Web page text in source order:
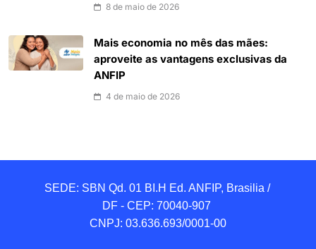
8 de maio de 2026
Mais economia no mês das mães:
aproveite as vantagens exclusivas da
ANFIP
4 de maio de 2026
SEDE: SBN Qd. 01 BI.H Ed. ANFIP, Brasilia /
DF - CEP: 70040-907
CNPJ: 03.636.693/0001-00